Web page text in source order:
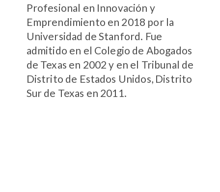
Profesional en Innovación y
Emprendimiento en 2018 por la
Universidad de Stanford. Fue
admitido en el Colegio de Abogados
de Texas en 2002 y en el Tribunal de
Distrito de Estados Unidos, Distrito
Sur de Texas en 2011.